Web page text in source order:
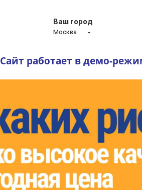
Ваш город
Москва
Сайт работает в демо-